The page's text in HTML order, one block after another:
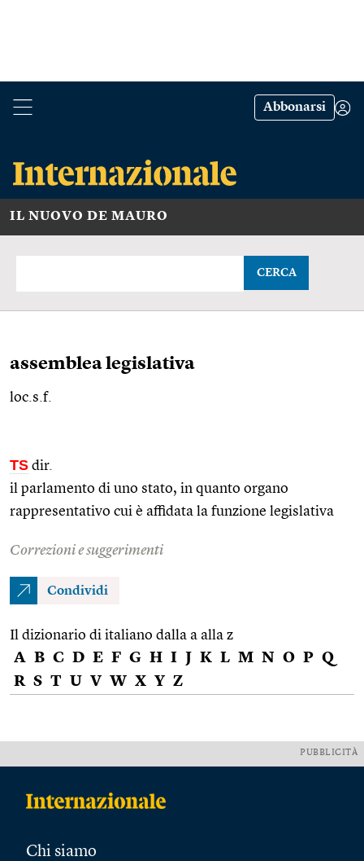
Abbonarsi
IL NUOVO DE MAURO
CERCA
assemblea legislativa
loc.s.f.
TS dir.
il parlamento di uno stato, in quanto organo
rappresentativo cui è affidata la funzione legislativa
Correzioni e suggerimenti
Condividi
Il dizionario di italiano dalla a alla z
A B C D E F G H I J K L M N O P Q
R S T U V W X Y Z
PUBBLICITÀ
Chi siamo